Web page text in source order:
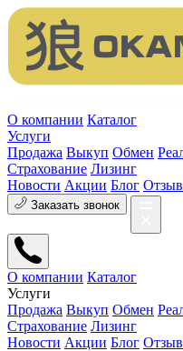
О компании Каталог
Услуги
Продажа Выкуп Обмен
Страхование Лизинг
Новости Акции Блог
Заказать звонок
О компании Каталог
Услуги
Продажа Выкуп Обмен
Страхование Лизинг
Новости Акции Блог